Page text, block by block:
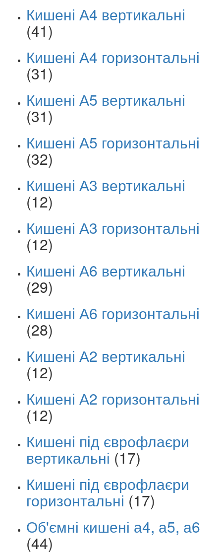
Кишені А4 вертикальні
(41)
Кишені А4 горизонтальні
(31)
Кишені А5 вертикальні
(31)
Кишені А5 горизонтальні
(32)
Кишені А3 вертикальні
(12)
Кишені А3 горизонтальні
(12)
Кишені А6 вертикальні
(29)
Кишені А6 горизонтальні
(28)
Кишені А2 вертикальні
(12)
Кишені А2 горизонтальні
(12)
Кишені під єврофлаєри
вертикальні (17)
Кишені під єврофлаєри
горизонтальні (17)
Об'ємні кишені а4, а5, а6
(44)